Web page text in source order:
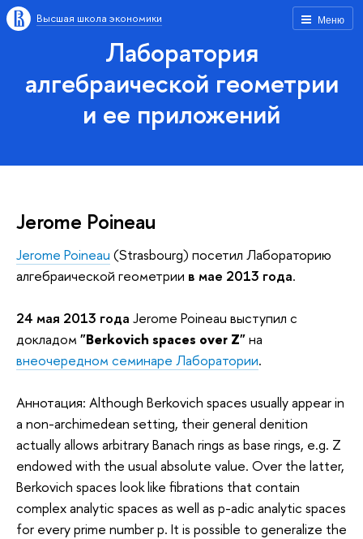
Меню
Высшая школа экономики
Лаборатория
алгебраической геометрии
и ее приложений
Jerome Poineau
Jerome Poineau (Strasbourg) посетил Лабораторию
алгебраической геометрии в мае 2013 года.
24 мая 2013 года Jerome Poineau выступил с
докладом "Berkovich spaces over Z"на
внеочередном семинаре Лаборатории.
Аннотация: Although Berkovich spaces usually appear in
a non-archimedean setting, their general denition
actually allows arbitrary Banach rings as base rings, e.g. Z
endowed with the usual absolute value. Over the latter,
Berkovich spaces look like fibrations that contain
complex analytic spaces as well as p-adic analytic spaces
for every prime number p. It is possible to generalize the